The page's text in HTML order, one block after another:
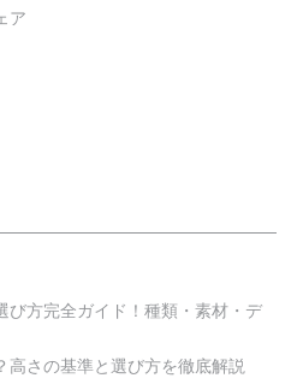
ア
び方完全ガイド！種類・素材・デ
高さの基準と選び方を徹底解説